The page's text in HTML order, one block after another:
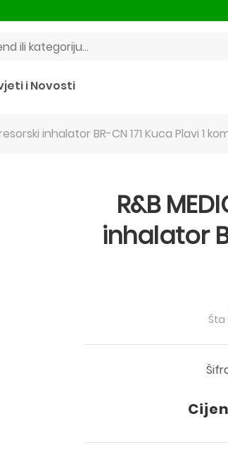
i Novosti
inhalator BR-CN 171 Kuca Plavi 1
R&B
inhalator
Šta